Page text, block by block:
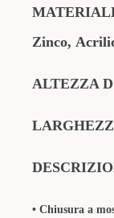
Zinco,
ALTEZZA
• Chiusura a